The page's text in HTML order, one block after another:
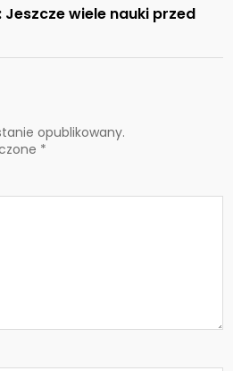
wiele nauki przed
opublikowany.
*